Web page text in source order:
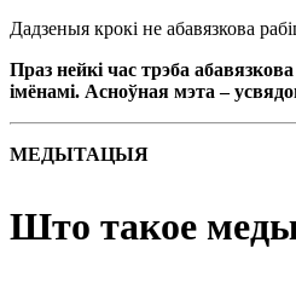
Дадзеныя крокі не абавязкова
Праз нейкі час трэба
імёнамі. Асноўная мэта –
МЕДЫТАЦЫЯ
Што такое